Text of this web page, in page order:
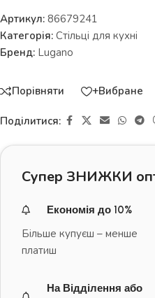
Артикул: 86679241
Категорія: Стільці для кухні
Бренд: Lugano
Порівняти +Вибране
Поділитися:
Супер ЗНИЖКИ
Економія до 10%
Більше купуєш – менше
платиш
На Відділення або